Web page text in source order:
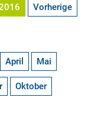
Vorherige
April Mai
Oktober